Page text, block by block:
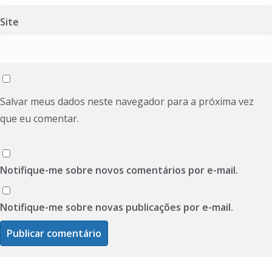
Site
Salvar meus dados neste navegador para a próxima vez
que eu comentar.
Notifique-me sobre novos comentários por e-mail.
Notifique-me sobre novas publicações por e-mail.